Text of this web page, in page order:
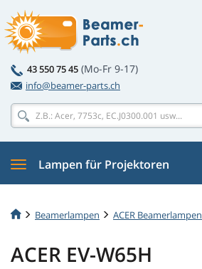
43 550 75 45 (Mo-Fr 9-17)
info@beamer-parts.ch
Lampen für Projektoren
Beamerlampen ACER Beamerlampen
ACER EV-W65H